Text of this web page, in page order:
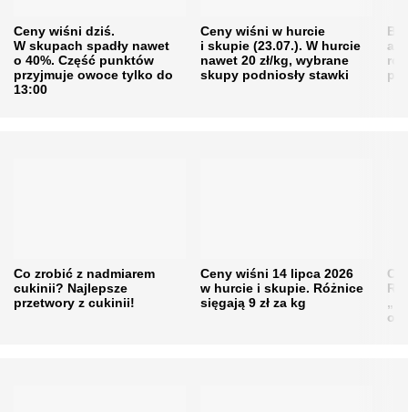
Ceny wiśni dziś.
W skupach spadły nawet
o 40%. Część punktów
przyjmuje owoce tylko do
13:00
Ceny wiśni w hurcie
i skupie (23.07.). W hurcie
nawet 20 zł/kg, wybrane
skupy podniosły stawki
Co zrobić z nadmiarem
cukinii? Najlepsze
przetwory z cukinii!
Ceny wiśni 14 lipca 2026
w hurcie i skupie. Różnice
sięgają 9 zł za kg